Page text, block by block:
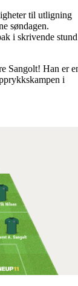
til utligning
søndagen.
i skrivende
Sangolt! Han er
i